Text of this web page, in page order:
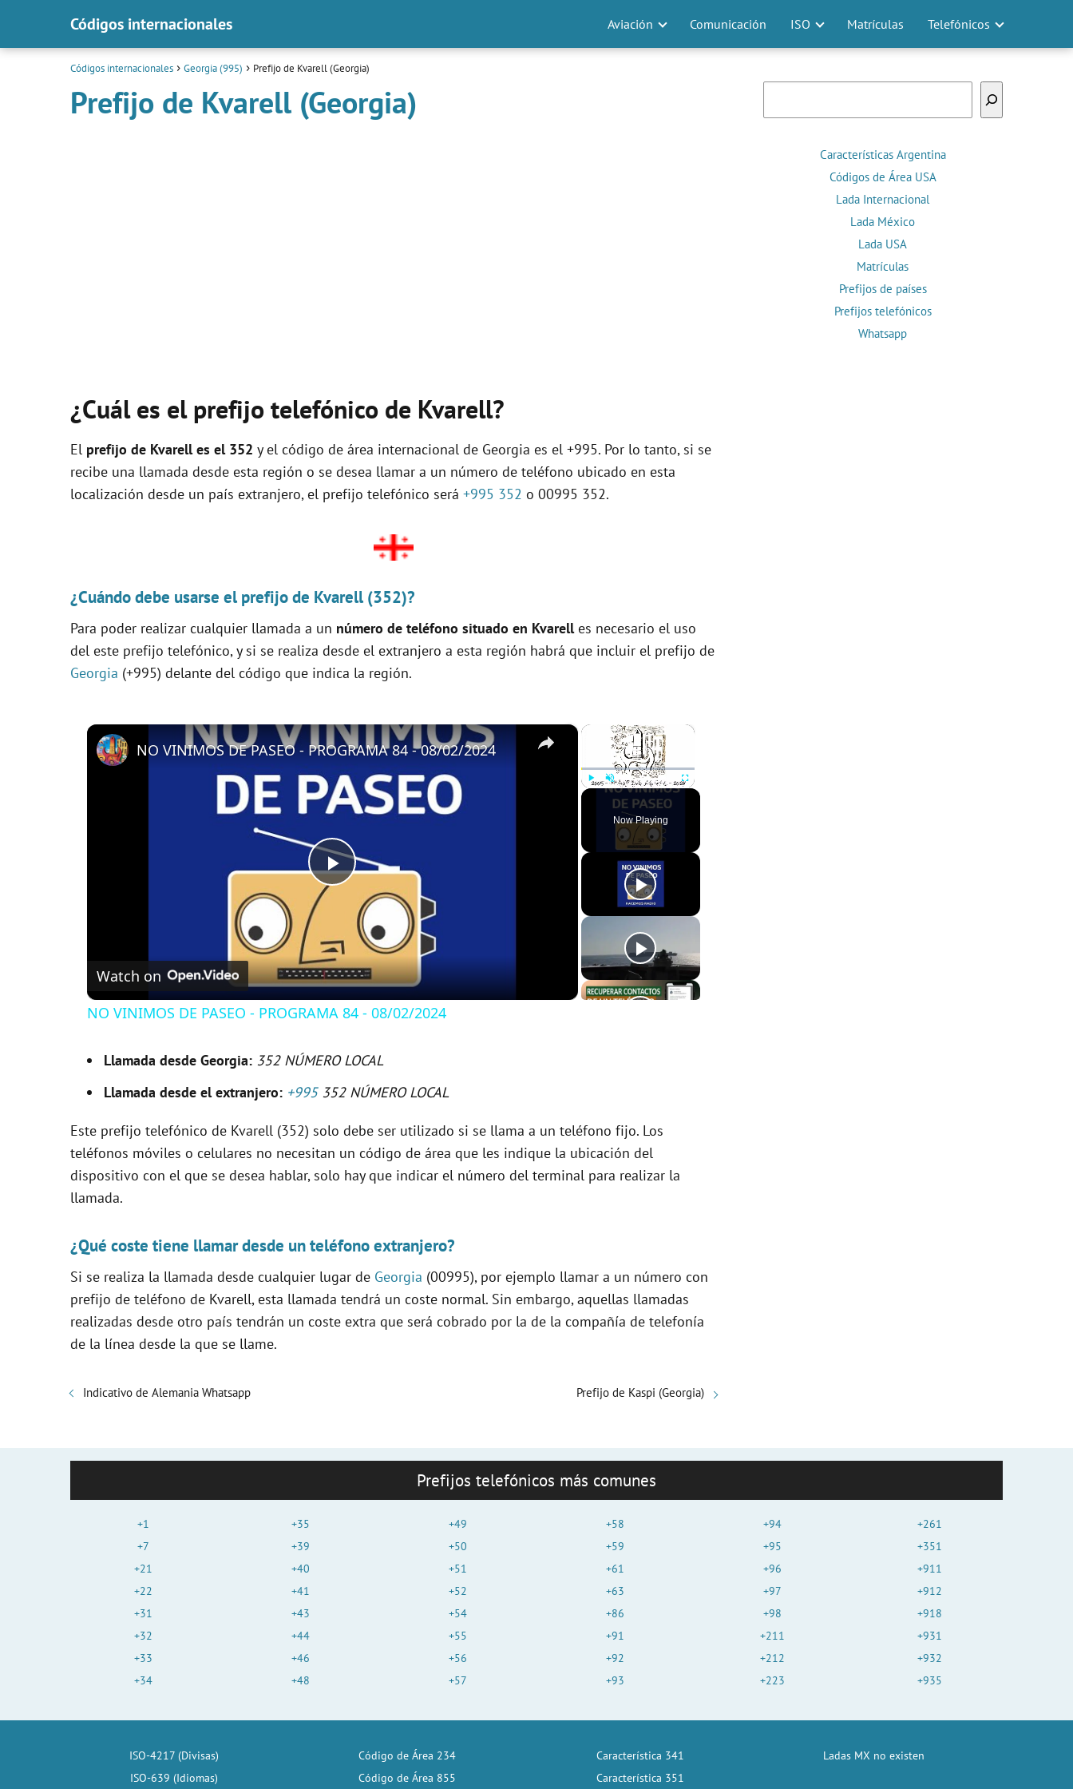
Códigos internacionales Aviación Comunicación ISO Matrículas Telefónicos
Códigos internacionales Georgia (995) Prefijo de Kvarell (Georgia)
Prefijo de Kvarell (Georgia)
¿Cuál es el prefijo telefónico de Kvarell?
El prefijo de Kvarell es el 352 y el código de área internacional de Georgia es el +995. Por lo tanto, si se
recibe una llamada desde esta región o se desea llamar a un número de teléfono ubicado en esta
localización desde un país extranjero, el prefijo telefónico será +995 352 o 00995 352.
¿Cuándo debe usarse el prefijo de Kvarell (352)?
Para poder realizar cualquier llamada a un número de teléfono situado en Kvarelles necesario el uso
del este prefijo telefónico, y si se realiza desde el extranjero a esta región habrá que incluir el prefijo de
Georgia (+995) delante del código que indica la región.
×
Fullscreen
Now Playing
×
P
l
a
i
d
o
NO VINIMOS DE PASEO - PROGRAMA 84 - 08/02/2024
Watch on
NO VINIMOS DE PASEO - PROGRAMA 84 - 08/02/2024
Llamada desde Georgia: 352 NÚMERO LOCAL
Llamada desde el extranjero: +995352 NÚMERO LOCAL
Este prefijo telefónico de Kvarell (352) solo debe ser utilizado si se llama a un teléfono fijo. Los
teléfonos móviles o celulares no necesitan un código de área que les indique la ubicación del
dispositivo con el que se desea hablar, solo hay que indicar el número del terminal para realizar la
llamada.
¿Qué coste tiene llamar desde un teléfono extranjero?
Si se realiza la llamada desde cualquier lugar de Georgia (00995), por ejemplo llamar a un número con
prefijo de teléfono de Kvarell, esta llamada tendrá un coste normal. Sin embargo, aquellas llamadas
realizadas desde otro país tendrán un coste extra que será cobrado por la de la compañía de telefonía
de la línea desde la que se llame.
Indicativo de Alemania Whatsapp Prefijo de Kaspi (Georgia)
Características Argentina
Códigos de Área USA
Lada Internacional
Lada México
Lada USA
Matrículas
Prefijos de países
Prefijos telefónicos
Whatsapp
Prefijos telefónicos más comunes
+1
+7
+21
+22
+31
+32
+33
+34
+35
+39
+40
+41
+43
+44
+46
+48
+49
+50
+51
+52
+54
+55
+56
+57
+58
+59
+61
+63
+86
+91
+92
+93
+94
+95
+96
+97
+98
+211
+212
+223
+261
+351
+911
+912
+918
+931
+932
+935
ISO-4217 (Divisas)
ISO-639 (Idiomas)
Código de Área 234
Código de Área 855
Característica 341
Característica 351
Ladas MX no existen